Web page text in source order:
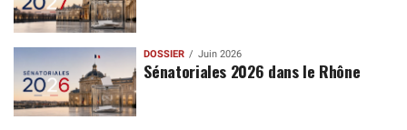
DOSSIER Juin 2026
Sénatoriales 2026 dans le Rhône